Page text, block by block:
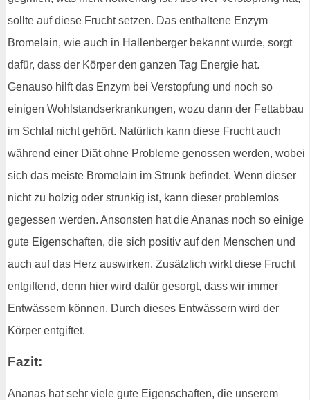
sollte auf diese Frucht setzen. Das enthaltene Enzym
Bromelain, wie auch in Hallenberger bekannt wurde, sorgt
dafür, dass der Körper den ganzen Tag Energie hat.
Genauso hilft das Enzym bei Verstopfung und noch so
einigen Wohlstandserkrankungen, wozu dann der Fettabbau
im Schlaf nicht gehört. Natürlich kann diese Frucht auch
während einer Diät ohne Probleme genossen werden, wobei
sich das meiste Bromelain im Strunk befindet. Wenn dieser
nicht zu holzig oder strunkig ist, kann dieser problemlos
gegessen werden. Ansonsten hat die Ananas noch so einige
gute Eigenschaften, die sich positiv auf den Menschen und
auch auf das Herz auswirken. Zusätzlich wirkt diese Frucht
entgiftend, denn hier wird dafür gesorgt, dass wir immer
Entwässern können. Durch dieses Entwässern wird der
Körper entgiftet.
Fazit:
Ananas hat sehr viele gute Eigenschaften, die unserem